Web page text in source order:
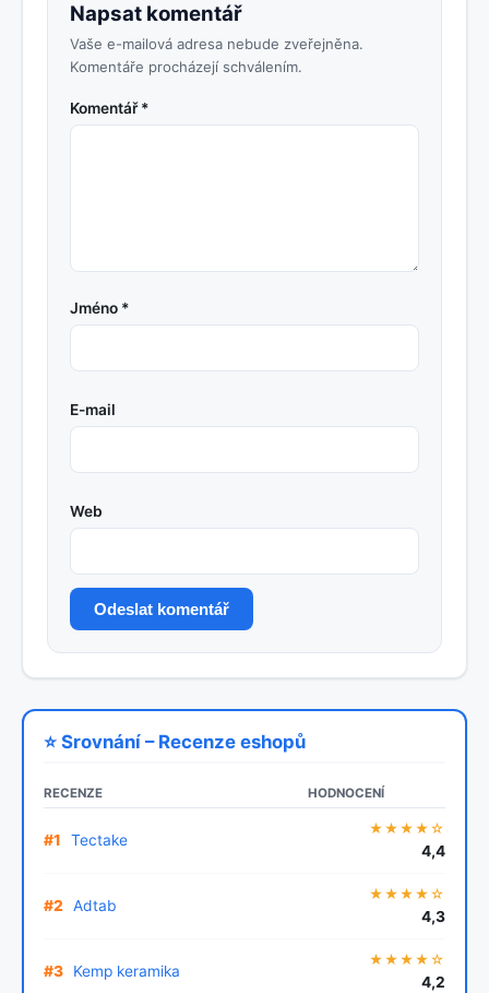
Napsat komentář
Vaše e-mailová adresa nebude zveřejněna.
Komentáře procházejí schválením.
Komentář *
Jméno *
E-mail
Web
Odeslat komentář
⭐ Srovnání – Recenze eshopů
RECENZE HODNOCENÍ
#1 Tectake
★★★★☆
4,4
#2 Adtab
★★★★☆
4,3
#3 Kemp keramika
★★★★☆
4,2